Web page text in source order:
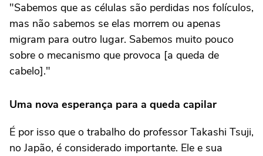
"Sabemos que as células são perdidas nos folículos,
mas não sabemos se elas morrem ou apenas
migram para outro lugar. Sabemos muito pouco
sobre o mecanismo que provoca [a queda de
cabelo]."
Uma nova esperança para a queda capilar
É por isso que o trabalho do professor Takashi Tsuji,
no Japão, é considerado importante. Ele e sua